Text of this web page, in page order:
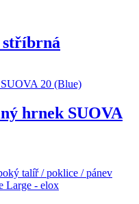
stříbrná
hrnek SUOVA